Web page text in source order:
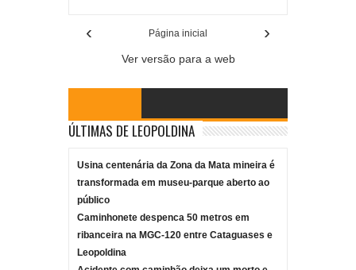
‹ ›
Página inicial
Ver versão para a web
ÚLTIMAS DE LEOPOLDINA
Usina centenária da Zona da Mata mineira é
transformada em museu-parque aberto ao
público
Caminhonete despenca 50 metros em
ribanceira na MGC-120 entre Cataguases e
Leopoldina